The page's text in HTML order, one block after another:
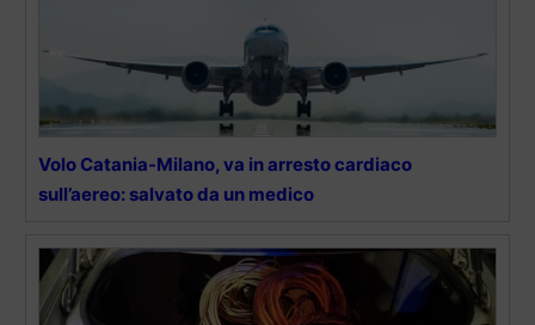
Volo Catania-Milano, va in arresto cardiaco
sull’aereo: salvato da un medico